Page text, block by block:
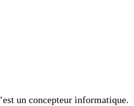
un concepteur informatique.